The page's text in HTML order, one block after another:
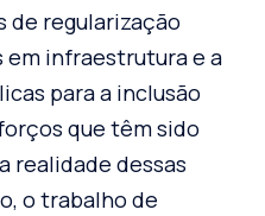
de regularização
infraestrutura e a
para a inclusão
que têm sido
realidade dessas
o trabalho de